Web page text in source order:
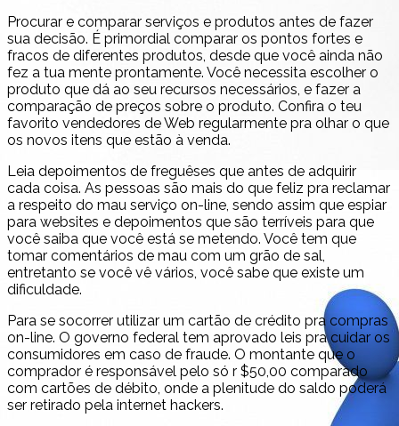
Procurar e comparar serviços e produtos antes de fazer
sua decisão. É primordial comparar os pontos fortes e
fracos de diferentes produtos, desde que você ainda não
fez a tua mente prontamente. Você necessita escolher o
produto que dá ao seu recursos necessários, e fazer a
comparação de preços sobre o produto. Confira o teu
favorito vendedores de Web regularmente pra olhar o que
os novos itens que estão à venda.
Leia depoimentos de freguêses que antes de adquirir
cada coisa. As pessoas são mais do que feliz pra reclamar
a respeito do mau serviço on-line, sendo assim que espiar
para websites e depoimentos que são terríveis para que
você saiba que você está se metendo. Você tem que
tomar comentários de mau com um grão de sal,
entretanto se você vê vários, você sabe que existe um
dificuldade.
Para se socorrer utilizar um cartão de crédito pra compras
on-line. O governo federal tem aprovado leis pra cuidar os
consumidores em caso de fraude. O montante que o
comprador é responsável pelo só r $50,00 comparado
com cartões de débito, onde a plenitude do saldo poderá
ser retirado pela internet hackers.